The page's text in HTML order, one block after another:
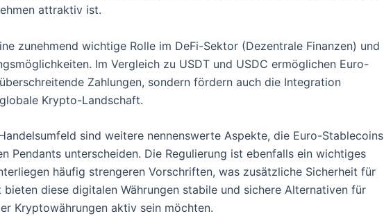
attraktiv ist.
zunehmend wichtige Rolle im DeFi-Sektor (Dezentrale Finanzen) und
Im Vergleich zu USDT und USDC ermöglichen Euro-
Zahlungen, sondern fördern auch die Integration
Krypto-Landschaft.
sind weitere nennenswerte Aspekte, die Euro-Stablecoins
Pendants unterscheiden. Die Regulierung ist ebenfalls ein wichtiges
häufig strengeren Vorschriften, was zusätzliche Sicherheit für
diese digitalen Währungen stabile und sichere Alternativen für
Kryptowährungen aktiv sein möchten.